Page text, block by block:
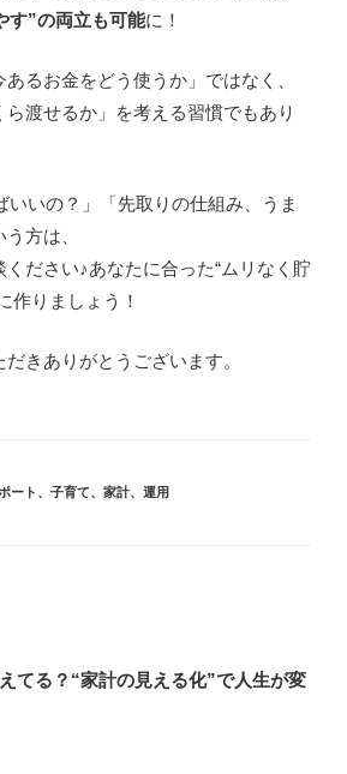
す”の両立も可能に！
るお金をどう使うか」ではなく、
ら渡せるか」を考える習慣でもあり
いいの？」「先取りの仕組み、うま
方は、
ださい♪あなたに合った“ムリなく貯
作りましょう！
きありがとうございます。
ート 、 子育て、 家計、 運用
てる？“家計の見える化”で人生が変